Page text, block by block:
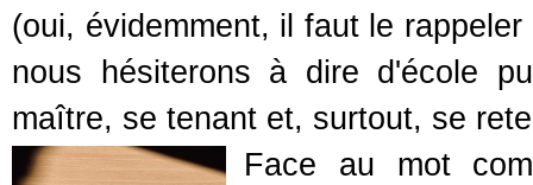
(oui, évidemment, il faut le
nous hésiterons à dire d'école
maître, se tenant et, surtout, se
Face au mot